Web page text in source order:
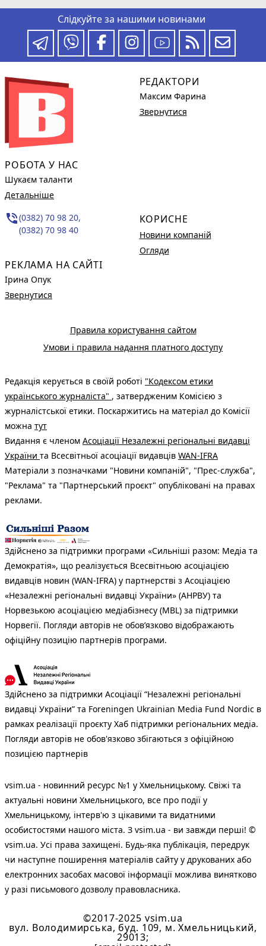
Слідкуйте за нашими новинами
РОБОТА У НАС
Шукаєм таланти
Детальніше
phone_in_talk(0382) 70 98 20,
(0382) 70 98 40
РЕКЛАМА НА САЙТІ
Ірина Опук
Звернутися
РЕДАКТОРИ
Максим Фарина
Звернутися
КОРИСНЕ
Новини компаній
Огляди
Правила користування сайтом
Умови і правила надання платного доступу
Редакція керується в своїй роботі "Кодексом етики
українського журналіста" , затвердженим Комісією з
журналістської етики. Поскаржитись на матеріал до Комісії
можна тут
Видання є членом Асоціації Незалежні регіональні видавці
України та Всесвітньої асоціації видавців WAN-IFRA
Матеріали з позначками "Новини компаній", "Прес-служба",
"Реклама" та "Партнерський проєкт" опубліковані на правах
реклами.
Здійснено за підтримки програми «Сильніші разом: Медіа та
Демократія», що реалізується Всесвітньою асоціацією
видавців новин (WAN-IFRA) у партнерстві з Асоціацією
«Незалежні регіональні видавці України» (АНРВУ) та
Норвезькою асоціацією медіабізнесу (MBL) за підтримки
Норвегії. Погляди авторів не обов’язково відображають
офіційну позицію партнерів програми.
Здійснено за підтримки Асоціації “Незалежні регіональні
видавці України” та Foreningen Ukrainian Media Fund Nordic в
рамках реалізації проєкту Хаб підтримки регіональних медіа.
Погляди авторів не обов'язково збігаються з офіційною
позицією партнерів
vsim.ua - новинний ресурс №1 у Хмельницькому. Свіжі та
актуальні новини Хмельницького, все про події у
Хмельницькому, інтерв'ю з цікавими та видатними
особистостями нашого міста. З vsim.ua - ви завжди перші! ©
vsim.ua. Усі права захищені. Будь-яка публiкацiя, передрук
чи наступне поширення матеріалів сайту у друкованих або
електронних засобах масової інформації можлива винятково
у разі письмового дозволу правовласника.
©2017-2025 vsim.ua
вул. Володимирська, буд. 109, м. Хмельницький,
29013;